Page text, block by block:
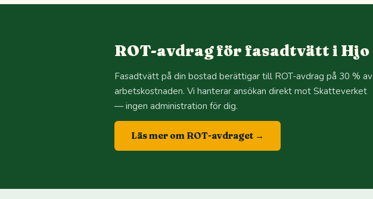
ROT-avdrag för fasadtvätt i Hjo
Fasadtvätt på din bostad berättigar till ROT-avdrag på 30 % av
arbetskostnaden. Vi hanterar ansökan direkt mot Skatteverket
— ingen administration för dig.
Läs mer om ROT-avdraget →